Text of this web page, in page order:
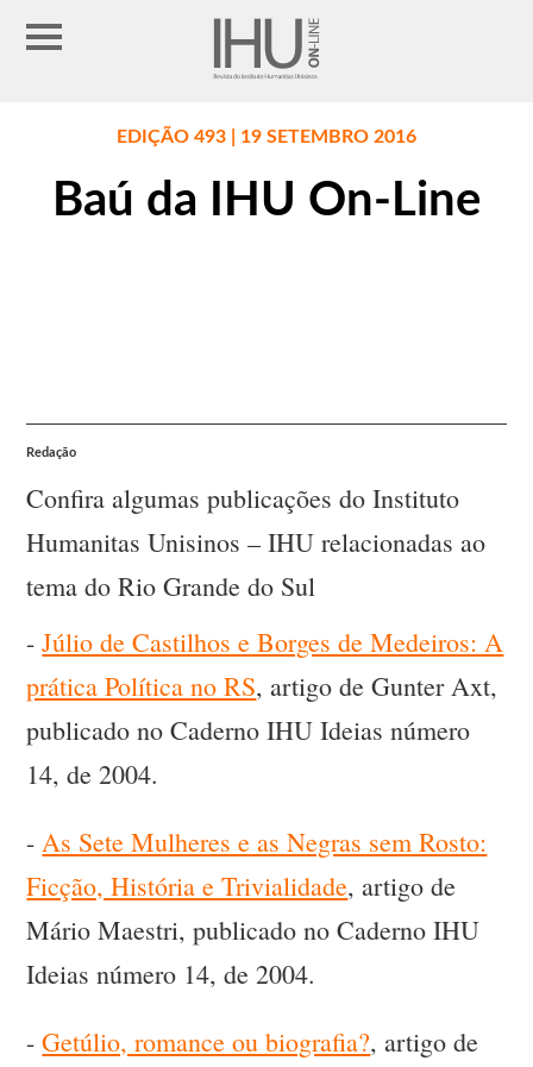
EDIÇÃO 493 | 19 SETEMBRO 2016
Baú da IHU On-Line
Redação
Confira algumas publicações do Instituto
Humanitas Unisinos – IHU relacionadas ao
tema do Rio Grande do Sul
-Júlio de Castilhos e Borges de Medeiros: A
prática Política no RS, artigo de Gunter Axt,
publicado no Caderno IHU Ideias número
14, de 2004.
-As Sete Mulheres e as Negras sem Rosto:
Ficção, História e Trivialidade, artigo de
Mário Maestri, publicado no Caderno IHU
Ideias número 14, de 2004.
-Getúlio, romance ou biografia?, artigo de